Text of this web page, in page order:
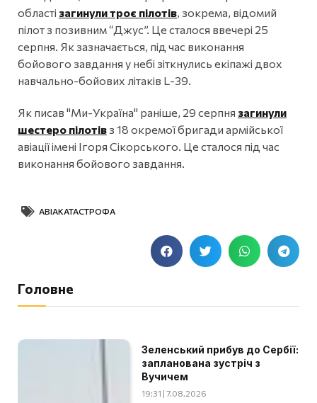
області загинули троє пілотів, зокрема, відомий
пілот з позивним “Джус”. Це сталося ввечері 25
серпня. Як зазначається, під час виконання
бойового завдання у небі зіткнулись екіпажі двох
навчально-бойових літаків L-39.
Як писав "Ми-Україна" раніше, 29 серпня загинули
шестеро пілотів з 18 окремої бригади армійської
авіації імені Ігоря Сікорського. Це сталося під час
виконання бойового завдання.
АВІАКАТАСТРОФА
Головне
Зеленський прибув до Сербії:
запланована зустріч з
Вучичем
19:31 | 7.08.2026